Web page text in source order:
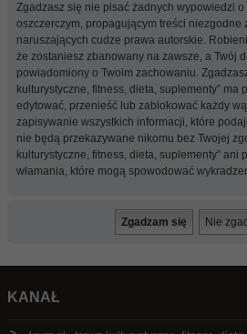
Zgadzasz się nie pisać żadnych wypowiedzi
oszczerczym, propagującym treści niezgodne
naruszających cudze prawa autorskie.
że zostaniesz zbanowany na zawsze, a Twój
powiadomiony o Twoim zachowaniu.
kulturystyczne, fitness, dieta, suplementy” ma
edytować, przenieść lub zablokować każdy
zapisywanie wszystkich informacji, które
nie będą przekazywane nikomu bez Twojej
kulturystyczne, fitness, dieta, suplementy” ani
włamania, które mogą spowodować
KANAŁ